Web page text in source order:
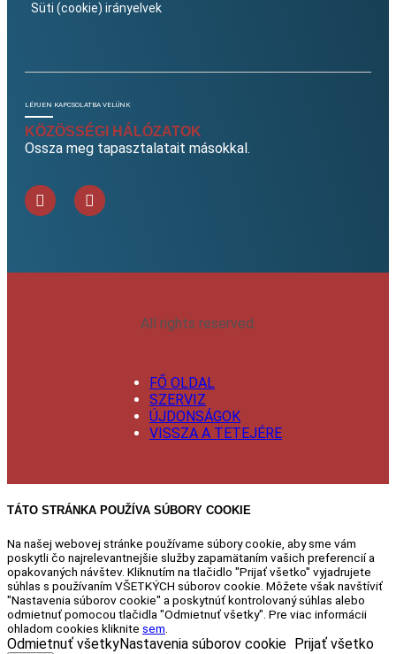
Süti (cookie) irányelvek
LÉPJEN KAPCSOLATBA VELÜNK
KÖZÖSSÉGI HÁLÓZATOK
Ossza meg tapasztalatait másokkal.
All rights reserved.
FŐ OLDAL
SZERVIZ
ÚJDONSÁGOK
VISSZA A TETEJÉRE
TÁTO STRÁNKA POUŽÍVA SÚBORY COOKIE
Na našej webovej stránke používame súbory cookie, aby sme vám
poskytli čo najrelevantnejšie služby zapamätaním vašich preferencií a
opakovaných návštev. Kliknutím na tlačidlo "Prijať všetko" vyjadrujete
súhlas s používaním VŠETKÝCH súborov cookie. Môžete však navštíviť
"Nastavenia súborov cookie" a poskytnúť kontrolovaný súhlas alebo
odmietnuť pomocou tlačidla "Odmietnuť všetky". Pre viac informácii
ohladom cookies kliknite sem
Odmietnuť všetkyNastavenia súborov cookie Prijať všetko